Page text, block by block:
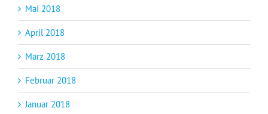
Mai 2018
April 2018
März 2018
Februar 2018
Januar 2018